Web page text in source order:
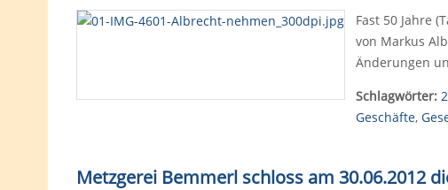
Fast 50 Jahre
von Markus
Änderungen
Schlagwörter:
Geschäfte,
Metzgerei Bemmerl schloss am 30.06.2012